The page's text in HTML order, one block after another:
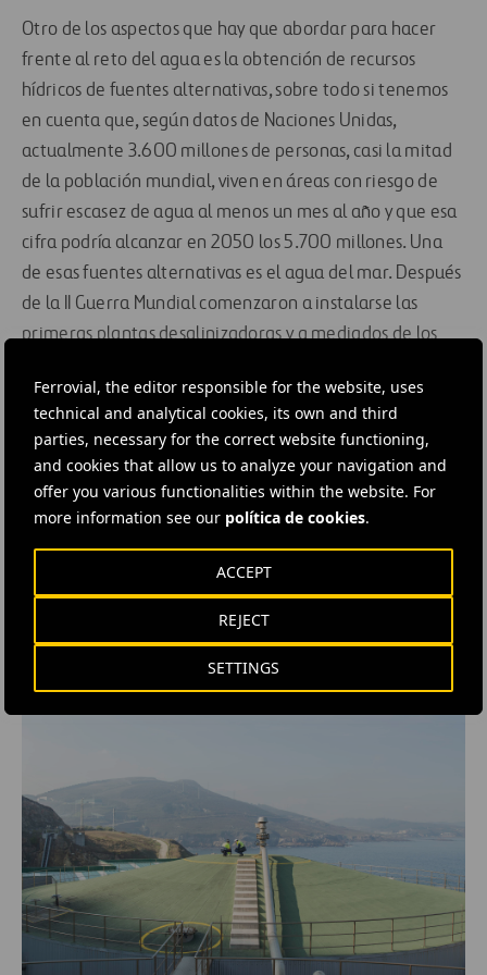
Ferrovial, the editor responsible for the website, uses
technical and analytical cookies, its own and third
parties, necessary for the correct website functioning,
and cookies that allow us to analyze your navigation and
offer you various functionalities within the website. For
more information see our política de cookies.
SETTINGS
REJECT
ACCEPT
Otro de los aspectos que hay que abordar para hacer
frente al reto del agua es la obtención de recursos
hídricos de fuentes alternativas, sobre todo si tenemos
en cuenta que, según datos de Naciones Unidas,
actualmente 3.600 millones de personas, casi la mitad
de la población mundial, viven en áreas con riesgo de
sufrir escasez de agua al menos un mes al año y que esa
cifra podría alcanzar en 2050 los 5.700 millones. Una
de esas fuentes alternativas es el agua del mar. Después
de la II Guerra Mundial comenzaron a instalarse las
primeras plantas desalinizadoras y a mediados de los
revolucionaría el proceso: la ósmosis inversa. Esta
técnica ha ido evolucionando y perfeccionándose con el
fin de minimizar su principal inconveniente, el alto
consumo de energía.